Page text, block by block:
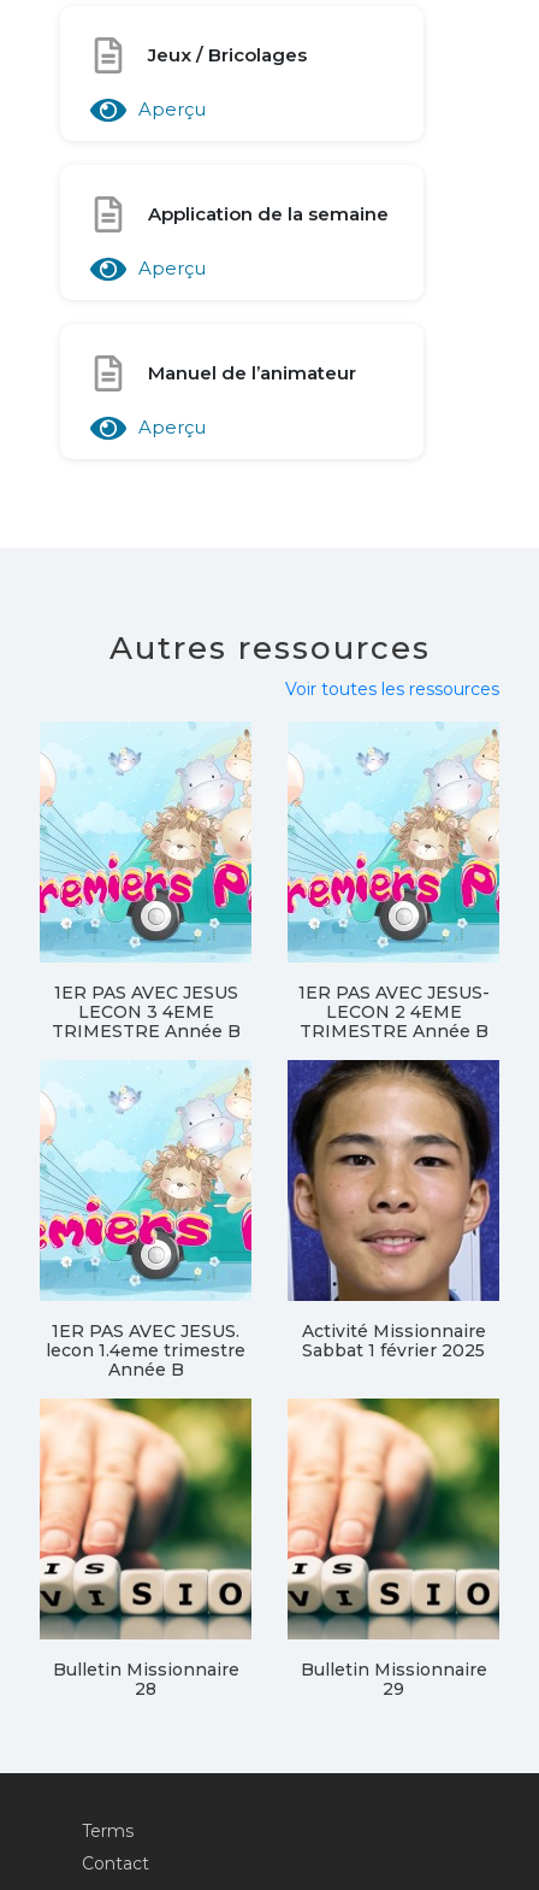
Jeux / Bricolages
Aperçu
Application de la semaine
Aperçu
Manuel de l’animateur
Aperçu
Autres ressources
Voir toutes les ressources
1ER PAS AVEC JESUS
LECON 3 4EME
TRIMESTRE Année B
1ER PAS AVEC JESUS-
LECON 2 4EME
TRIMESTRE Année B
1ER PAS AVEC JESUS.
lecon 1.4eme trimestre
Année B
Activité Missionnaire
Sabbat 1 février 2025
Bulletin Missionnaire
28
Bulletin Missionnaire
29
Terms
Contact